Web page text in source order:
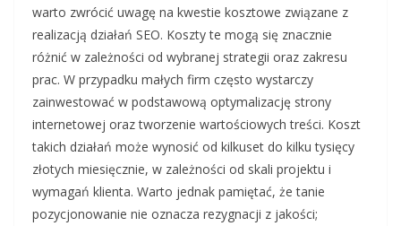
warto zwrócić uwagę na kwestie kosztowe związane z
realizacją działań SEO. Koszty te mogą się znacznie
różnić w zależności od wybranej strategii oraz zakresu
prac. W przypadku małych firm często wystarczy
zainwestować w podstawową optymalizację strony
internetowej oraz tworzenie wartościowych treści. Koszt
takich działań może wynosić od kilkuset do kilku tysięcy
złotych miesięcznie, w zależności od skali projektu i
wymagań klienta. Warto jednak pamiętać, że tanie
pozycjonowanie nie oznacza rezygnacji z jakości;